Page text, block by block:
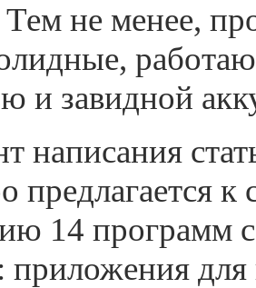
не менее,
и завидной
написания
предлагается к
14 программ
для